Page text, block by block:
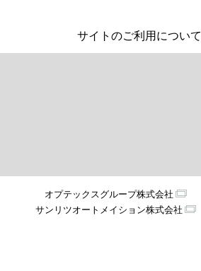
サイトのご利用について
オプテックスグループ株式会社
サンリツオートメイション株式会社